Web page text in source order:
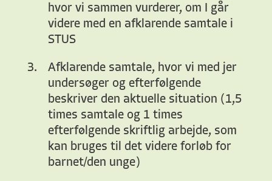
hvor vi sammen vurderer, om I går
videre med en afklarende samtale i
STUS
Afklarende samtale, hvor vi med jer
undersøger og efterfølgende
beskriver den aktuelle situation (1,5
times samtale og 1 times
efterfølgende skriftlig arbejde, som
kan bruges til det videre forløb for
barnet/den unge)